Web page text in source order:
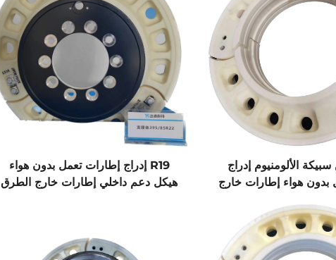
الألومنيوم إدراج
بدون هواء إطارات خارج
حديثة
R19 إدراج إطارات تعمل بدون هواء
هيكل دعم داخلي إطارات خارج الطرق